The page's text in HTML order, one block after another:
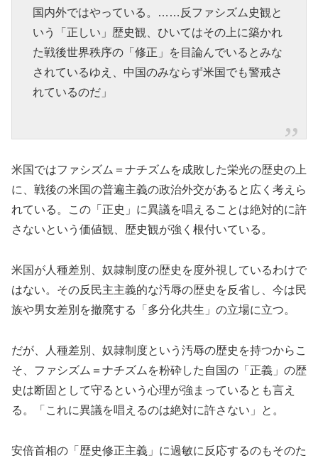
国内外ではやっている。……反ファシズム史観と
いう「正しい」歴史観、ひいてはその上に築かれ
た戦後世界秩序の「修正」を目論んでいるとみな
されているゆえ、中国のみならず米国でも警戒さ
れているのだ」
米国ではファシズム＝ナチズムを成敗した栄光の歴史の上
に、戦後の米国の普遍主義の政治外交があると広く考えら
れている。この「正史」に異議を唱えることは絶対的に許
さないという価値観、歴史観が強く根付いている。
米国が人種差別、奴隷制度の歴史を度外視しているわけで
はない。その反民主主義的な汚辱の歴史を反省し、今は民
族や男女差別を撤廃する「多分化共生」の立場に立つ。
だが、人種差別、奴隷制度という汚辱の歴史を持つからこ
そ、ファシズム＝ナチズムを粉砕した自国の「正義」の歴
史は断固として守るという心理が強まっているとも言え
る。「これに異議を唱えるのは絶対に許さない」と。
安倍首相の「歴史修正主義」に過敏に反応するのもそのた